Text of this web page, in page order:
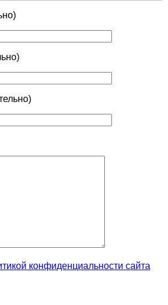
конфиденциальности сайта